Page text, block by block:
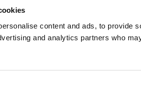
content and ads, to provide
and analytics partners who